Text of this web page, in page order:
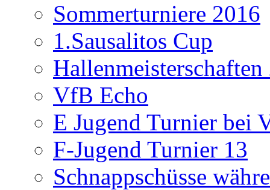
Sommerturniere 2016
1.Sausalitos Cup
Hallenmeisterschaften
VfB Echo
E Jugend Turnier bei
F-Jugend Turnier 13
Schnappschüsse